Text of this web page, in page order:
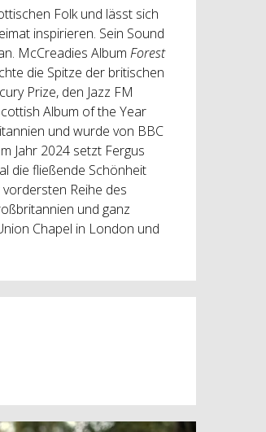
Folk und lässt sich
inspirieren. Sein Sound
McCreadies Album Forest
die Spitze der britischen
Prize, den Jazz FM
Album of the Year
und wurde von BBC
Jahr 2024 setzt Fergus
die fließende Schönheit
Reihe des
und ganz
Chapel in London und